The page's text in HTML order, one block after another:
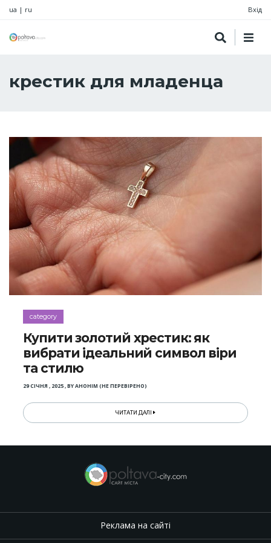
ua | ru Вхід
крестик для младенца
category
Купити золотий хрестик: як
вибрати ідеальний символ віри
та стилю
29 СІЧНЯ , 2025,BYАНОНІМ (НЕ ПЕРЕВІРЕНО)
ЧИТАТИ ДАЛІ
Реклама на сайті